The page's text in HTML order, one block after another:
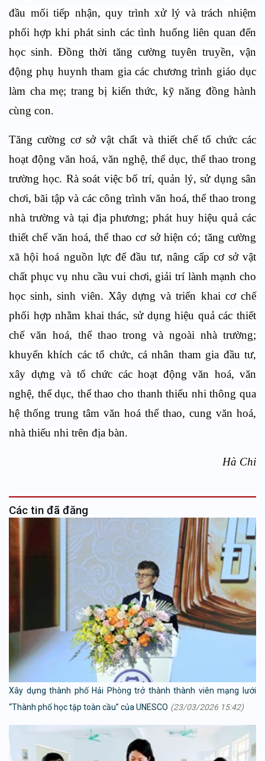
đầu mối tiếp nhận, quy trình xử lý và trách nhiệm
phối hợp khi phát sinh các tình huống liên quan đến
học sinh. Đồng thời tăng cường tuyên truyền, vận
động phụ huynh tham gia các chương trình giáo dục
làm cha mẹ; trang bị kiến thức, kỹ năng đồng hành
cùng con.
Tăng cường cơ sở vật chất và thiết chế tổ chức các
hoạt động văn hoá, văn nghệ, thể dục, thể thao trong
trường học. Rà soát việc bố trí, quản lý, sử dụng sân
chơi, bãi tập và các công trình văn hoá, thể thao trong
nhà trường và tại địa phương; phát huy hiệu quả các
thiết chế văn hoá, thể thao cơ sở hiện có; tăng cường
xã hội hoá nguồn lực để đầu tư, nâng cấp cơ sở vật
chất phục vụ nhu cầu vui chơi, giải trí lành mạnh cho
học sinh, sinh viên. Xây dựng và triển khai cơ chế
phối hợp nhằm khai thác, sử dụng hiệu quả các thiết
chế văn hoá, thể thao trong và ngoài nhà trường;
khuyến khích các tổ chức, cá nhân tham gia đầu tư,
xây dựng và tổ chức các hoạt động văn hoá, văn
nghệ, thể dục, thể thao cho thanh thiếu nhi thông qua
hệ thống trung tâm văn hoá thể thao, cung văn hoá,
nhà thiếu nhi trên địa bàn.
Hà Chi
Các tin đã đăng
Xây dựng thành phố Hải Phòng trở thành thành viên mạng lưới
“Thành phố học tập toàn cầu” của UNESCO (23/03/2026 15:42)